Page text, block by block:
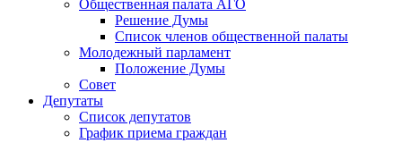
Общественная палата АГО
Решение Думы
Список членов общественной палаты
Молодежный парламент
Положение Думы
Совет
Депутаты
Список депутатов
График приема граждан